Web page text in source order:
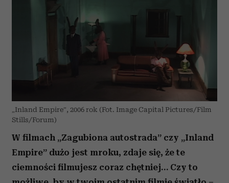
„Inland Empire”, 2006 rok (Fot. Image Capital Pictures/Film
Stills/Forum)
W filmach „Zagubiona autostrada” czy „Inland
Empire” dużo jest mroku, zdaje się, że te
ciemności filmujesz coraz chętniej… Czy to